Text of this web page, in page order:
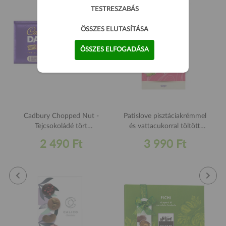
Cadbury Chopped Nut -
Tejcsokoládé tört
2 490 Ft
Patislove pisztáciakrémmel
és vattacukorral töltött
3 990 Ft
TESTRESZABÁS
ÖSSZES ELUTASÍTÁSA
ÖSSZES ELFOGADÁSA